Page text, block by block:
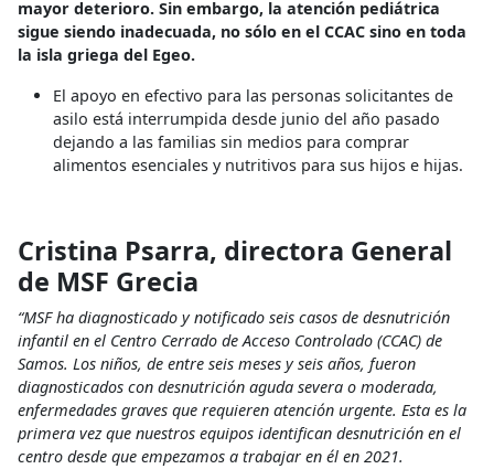
mayor deterioro. Sin embargo, la atención pediátrica
sigue siendo inadecuada, no sólo en el CCAC sino en toda
la isla griega del Egeo.
El apoyo en efectivo para las personas solicitantes de
asilo está interrumpida desde junio del año pasado
dejando a las familias sin medios para comprar
alimentos esenciales y nutritivos para sus hijos e hijas.
Cristina Psarra, directora General
de MSF Grecia
“MSF ha diagnosticado y notificado seis casos de desnutrición
infantil en el Centro Cerrado de Acceso Controlado (CCAC) de
Samos. Los niños, de entre seis meses y seis años, fueron
diagnosticados con desnutrición aguda severa o moderada,
enfermedades graves que requieren atención urgente. Esta es la
primera vez que nuestros equipos identifican desnutrición en el
centro desde que empezamos a trabajar en él en 2021.